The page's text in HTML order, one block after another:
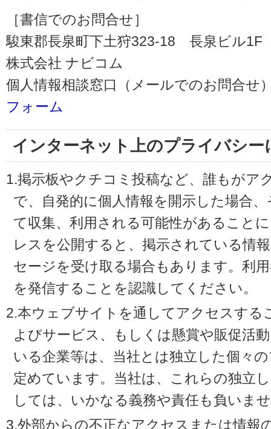
［書信でのお問合せ］
駿東郡長泉町下土狩323-18 長泉ビル1F
株式会社 ナビコム
個人情報相談窓口（メールでのお問合せ
フォーム
インターネット上のプライバシー
1.掲示板やクチコミ投稿など、誰もがア
で、自発的に個人情報を開示した場合
て収集、利用される可能性があること
レスを公開すると、掲示されている情
セージを受け取る場合もあります。利
を発信することを認識してください。
2.本ウェブサイトを通してアクセスする
よびサービス、もしくは懸賞や販促活
いる企業等は、当社とは独立した個々
定めています。当社は、これらの独立
しては、いかなる義務や責任も負いま
3.外部からの不正なアクセスまたは情報